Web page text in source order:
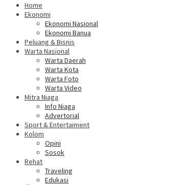
Home
Ekonomi
Ekonomi Nasional
Ekonomi Banua
Peluang & Bisnis
Warta Nasional
Warta Daerah
Warta Kota
Warta Foto
Warta Video
Mitra Niaga
Info Niaga
Advertorial
Sport & Entertaiment
Kolom
Opini
Sosok
Rehat
Traveling
Edukasi